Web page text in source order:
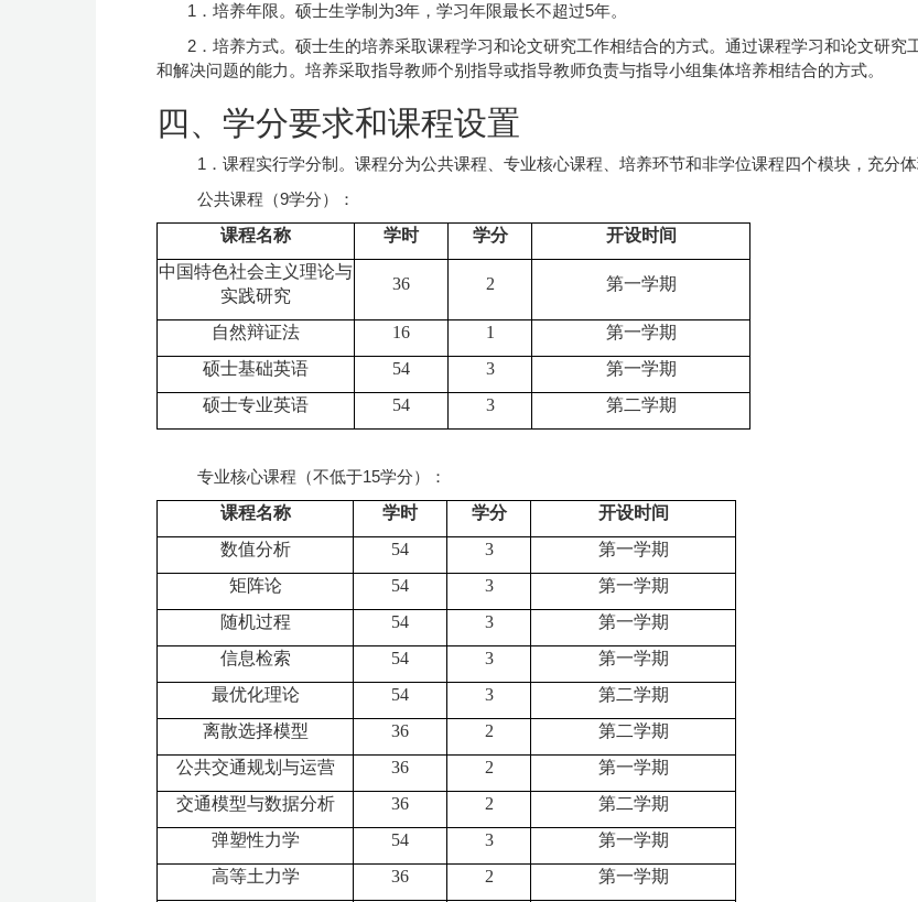
1．培养年限。硕士生学制为3年，学习年限最长不超过5年。
2．培养方式。硕士生的培养采取课程学习和论文研究工作相结合的方式。通过课程学习和论文研
和解决问题的能力。培养采取指导教师个别指导或指导教师负责与指导小组集体培养相结合的方式。
四、学分要求和课程设置
1．课程实行学分制。课程分为公共课程、专业核心课程、培养环节和非学位课程四个模块，充分
公共课程（9学分）：
课程名称
学时 学分
开设时间
中国特色社会主义理论与
实践研究
36 2 第一学期
自然辩证法 16 1
第一学期
硕士基础英语
54 3
第一学期
硕士专业英语
54 3 第二学期
专业核心课程（不低于15学分）：
课程名称
学时 学分
开设时间
数值分析
54 3
第一学期
矩阵论
54 3
第一学期
随机过程
54 3
第一学期
信息检索
54 3
第一学期
最优化理论
54 3
第二学期
离散选择模型
36 2
第二学期
公共交通规划与运营
36 2
第一学期
交通模型与数据分析
36 2
第二学期
弹塑性力学
54 3
第一学期
高等土力学
36 2
第一学期